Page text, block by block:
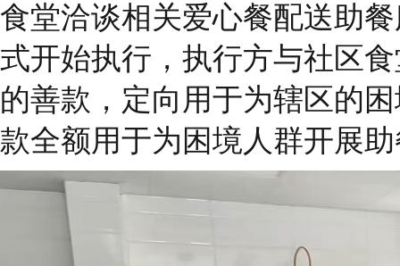
食堂洽谈相关爱心餐配送助
式开始执行，执行方与社区
的善款，定向用于为辖区的
款全额用于为困境人群开展